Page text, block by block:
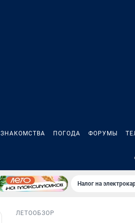
ЗНАКОМСТВА ПОГОДА ФОРУМЫ
Налог на
ЛЕТООБЗОР